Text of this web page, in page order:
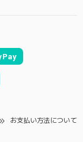
お支払い方法について